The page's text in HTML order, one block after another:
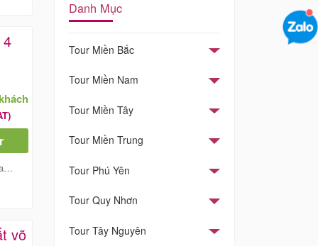
võ
Danh Mục
Tour Miền Bắc
Tour Miền Nam
Tour Miền Tây
Tour Miền Trung
Tour Phú Yên
Tour Quy Nhơn
Tour Tây Nguyên